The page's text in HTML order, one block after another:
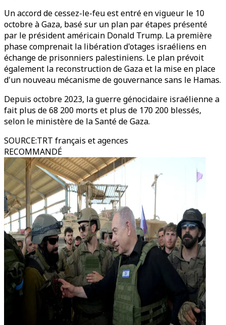
Un accord de cessez-le-feu est entré en vigueur le 10
octobre à Gaza, basé sur un plan par étapes présenté
par le président américain Donald Trump. La première
phase comprenait la libération d'otages israéliens en
échange de prisonniers palestiniens. Le plan prévoit
également la reconstruction de Gaza et la mise en place
d'un nouveau mécanisme de gouvernance sans le Hamas.
Depuis octobre 2023, la guerre génocidaire israélienne a
fait plus de 68 200 morts et plus de 170 200 blessés,
selon le ministère de la Santé de Gaza.
SOURCE:TRT français et agences
RECOMMANDÉ